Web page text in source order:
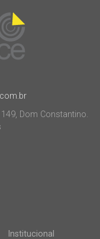
Dom Constantino.
Institucional